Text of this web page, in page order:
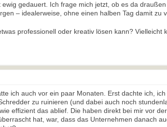
gedauert. Ich frage mich jetzt, ob es da
– idealerweise, ohne einen halben Tag damit zu
professionell oder kreativ lösen kann?
ich auch vor ein paar Monaten. Erst dachte ich,
zu ruinieren (und dabei auch noch
effizient das ablief. Die haben direkt bei mir vor
hat, war, dass das Unternehmen danach